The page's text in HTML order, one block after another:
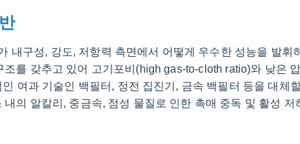
내구성, 강도, 저항력 측면에서 어떻게 우수한 성능을 발휘
를 갖추고 있어 고기포비(high gas-to-cloth ratio)와 낮은
여과 기술인 백필터, 정전 집진기, 금속 백필터 등을 대체
의 알칼리, 중금속, 점성 물질로 인한 촉매 중독 및 활성 저